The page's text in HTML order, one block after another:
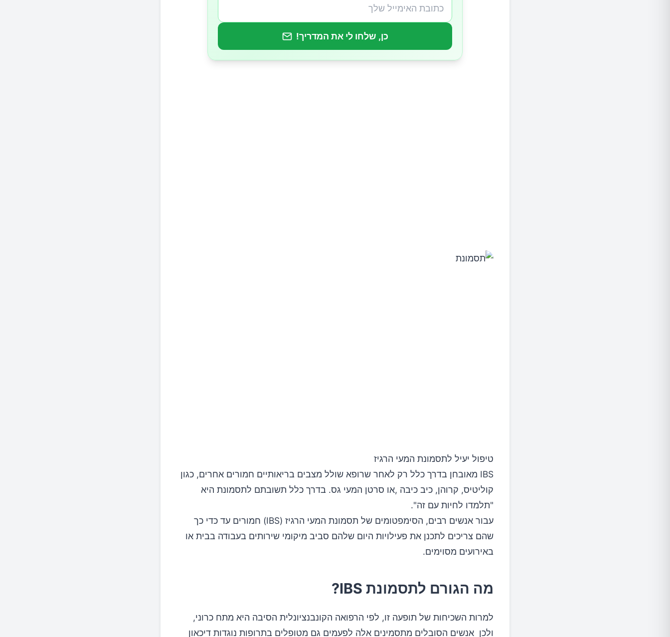
כן, שלחו לי את המדריך!
טיפול יעיל לתסמונת המעי הרגיז
IBS מאובחן בדרך כלל רק לאחר שרופא שולל מצבים בריאותיים חמורים אחרים, כגון
קוליטיס, קרוהן, כיב כיבה ,או סרטן המעי גס. בדרך כלל תשובתם לתסמונת היא
"תלמדו לחיות עם זה".
עבור אנשים רבים, הסימפטומים של תסמונת המעי הרגיז (IBS) חמורים עד כדי כך
שהם צריכים לתכנן את פעילויות היום שלהם סביב מיקומי שירותים בעבודה בבית או
באירועים מסוימים.
מה הגורם לתסמונת IBS?
למרות השכיחות של תופעה זו, לפי הרפואה הקונבנציונלית הסיבה היא מתח כרוני,
ולכן אנשים הסובלים מתסמינים אלה לפעמים גם מטופלים בתרופות נוגדות דיכאון